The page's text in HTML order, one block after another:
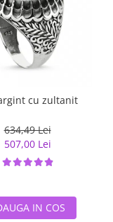
cu zultanit
634,49 Lei
507,00 Lei
IN COS